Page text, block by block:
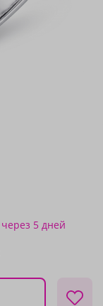
через 5 дней